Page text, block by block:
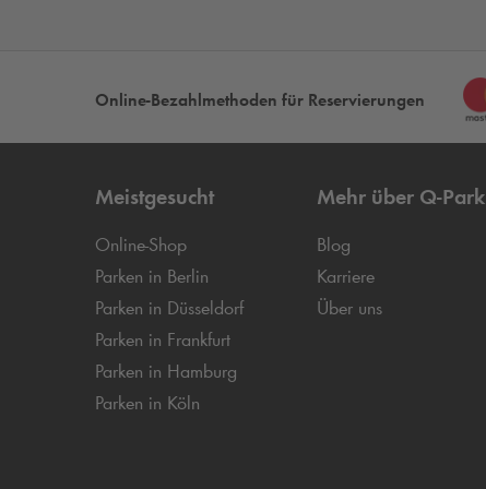
Online-Bezahlmethoden für Reservierungen
Meistgesucht
Online-Shop
Parken in Berlin
Parken in Düsseldorf
Parken in Frankfurt
Parken in Hamburg
Parken in Köln
Mehr über Q-Park
Blog
Karriere
Über uns